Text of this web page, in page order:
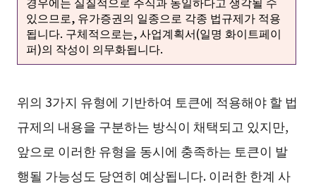
있으므로, 유가증권의 일종으로 각종 법규제가 적용
됩니다. 구체적으로는, 사업계획서(일명 화이트페이
퍼)의 작성이 의무화됩니다.
위의 3가지 유형에 기반하여 토큰에 적용해야 할 법
규제의 내용을 구분하는 방식이 채택되고 있지만,
앞으로 이러한 유형을 동시에 충족하는 토큰이 발
행될 가능성도 당연히 예상됩니다. 이러한 한계 사